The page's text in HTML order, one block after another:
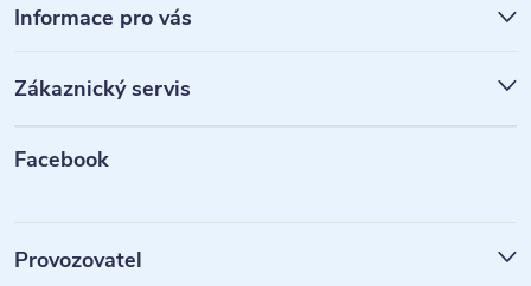
á
p
a
Informace pro vás
Zákaznický servis
Facebook
Provozovatel